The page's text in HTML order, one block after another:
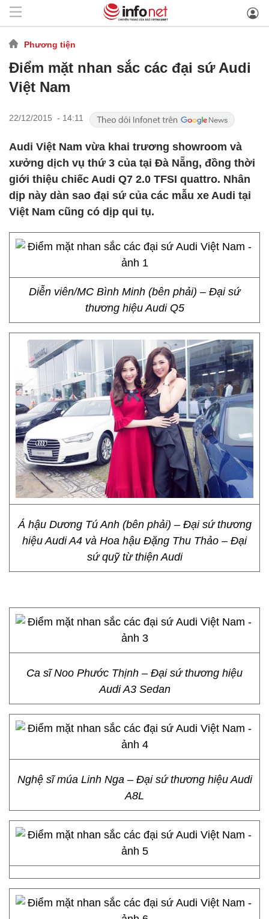
Phương tiện
Điểm mặt nhan sắc các đại sứ Audi
Việt Nam
22/12/2015 - 14:11
Audi Việt Nam vừa khai trương showroom và
xưởng dịch vụ thứ 3 của tại Đà Nẵng, đồng thời
giới thiệu chiếc Audi Q7 2.0 TFSI quattro. Nhân
dịp này dàn sao đại sứ của các mẫu xe Audi tại
Việt Nam cũng có dịp qui tụ.
Diễn viên/MC Bình Minh (bên phải) – Đại sứ
thương hiệu Audi Q5
Á hậu Dương Tú Anh (bên phải) – Đại sứ thương
hiệu Audi A4 và Hoa hậu Đặng Thu Thảo – Đại
sứ quỹ từ thiện Audi
Ca sĩ Noo Phước Thịnh – Đại sứ thương hiệu
Audi A3 Sedan
Nghệ sĩ múa Linh Nga – Đại sứ thương hiệu Audi
A8L